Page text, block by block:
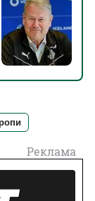
Реклама